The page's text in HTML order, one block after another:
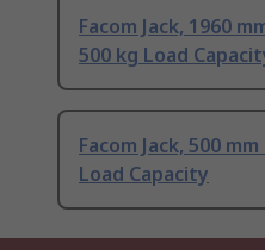
Facom Jack, 1960
500 kg Load
Facom Jack, 500
Load Capacity